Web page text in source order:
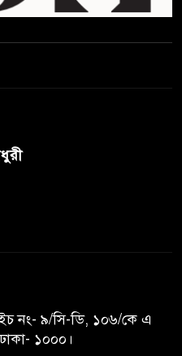
দায়ে কারাগারে যাক :
প্রসঙ্গে ভারতের ভূমিকা
বাংলাদেশের ক্ষুব্ধ প্রতিক্রিয়া
নং- ৯/সি-ডি, ১০৬/কে এ
১০০০।